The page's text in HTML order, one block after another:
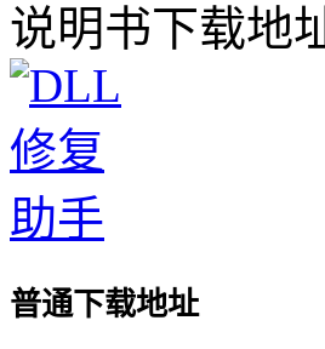
说明书下载地
普通下载地址